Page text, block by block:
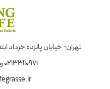
تهران- خیابان پانزده خرداد
02133110971 و 09368076869